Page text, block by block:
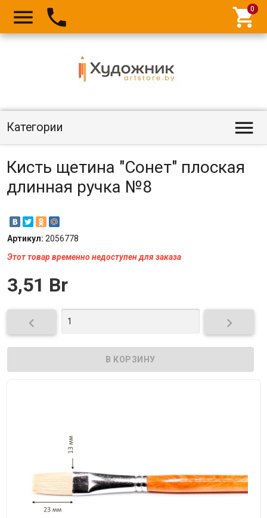
  
Категории 
Кисть щетина "Сонет" плоская
длинная ручка №8
Артикул: 2056778
Этот товар временно недоступен для заказа
3,51 Br
 